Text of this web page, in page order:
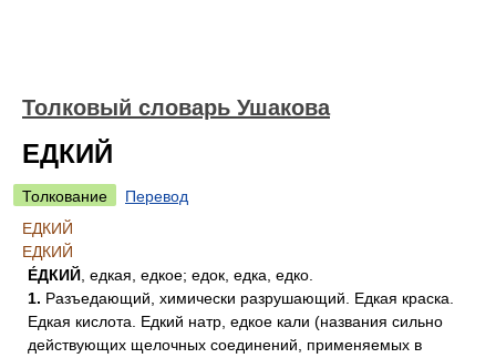
Толковый словарь Ушакова
ЕДКИЙ
Толкование
Перевод
ЕДКИЙ
ЕДКИЙ
Е́ДКИЙ , едкая, едкое; едок, едка, едко.
1. Разъедающий, химически разрушающий. Едкая краска.
Едкая кислота. Едкий натр, едкое кали (названия сильно
действующих щелочных соединений, применяемых в